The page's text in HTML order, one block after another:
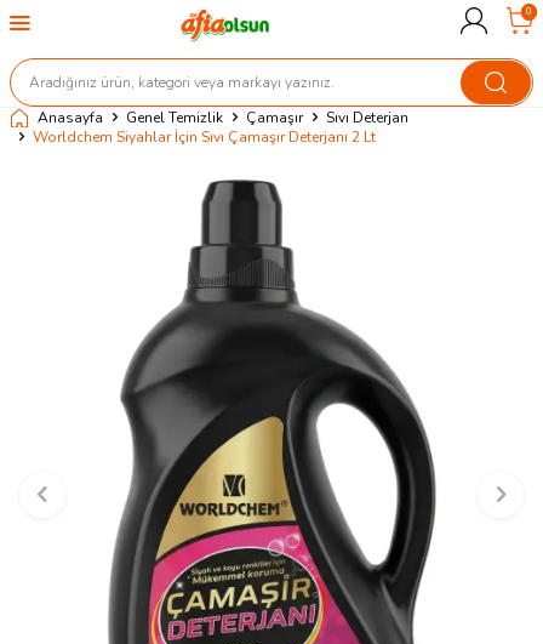
0
Anasayfa Genel Temizlik Çamaşır
Sıvı Deterjan
Worldchem Siyahlar İçin Sıvı Çamaşır Deterjanı 2 Lt